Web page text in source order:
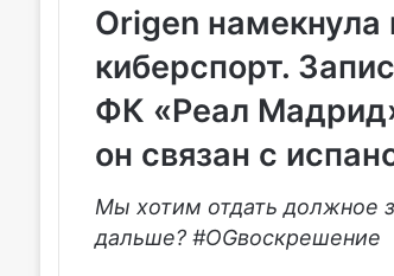
Origen намекнула
киберспорт.
ФК «Реал
он связан с
Мы хотим отдать должное
дальше? #OGвоскрешение